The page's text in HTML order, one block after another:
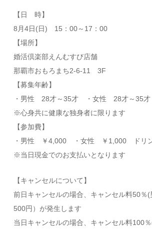
【日 時】
8月4日(日) 15：00～17：00
【場所】
婚活倶楽部えんむすび店舗
那覇市おもろまち2-6-11 3F
【募集年齢】
・男性 28才～35才 ・女性 28才～35才
※心身共に健康な独身者に限ります
【参加費】
・男性 ￥4,000 ・女性 ￥1,000 ドリ
※当日現金でのお支払いとなります
【キャンセルについて】
前日キャンセルの場合、キャンセル料50％
500円）が発生します
当日キャンセルの場合、キャンセル料100